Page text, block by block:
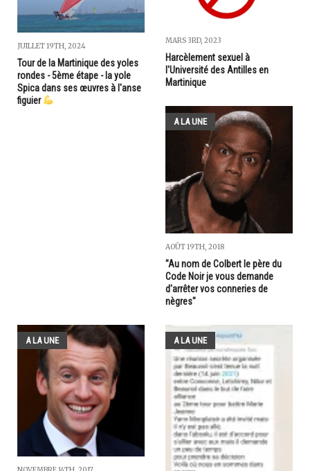
JUILLET 19TH, 2024
Tour de la Martinique des yoles
rondes - 5ème étape - la yole
Spica dans ses œuvres à l'anse
figuier
MARS 3RD, 2023
Harcèlement sexuel à
l'Université des Antilles en
Martinique
A LA UNE
AOÛT 19TH, 2018
"Au nom de Colbert le père du
Code Noir je vous demande
d'arrêter vos conneries de
nègres"
A LA UNE A LA UNE